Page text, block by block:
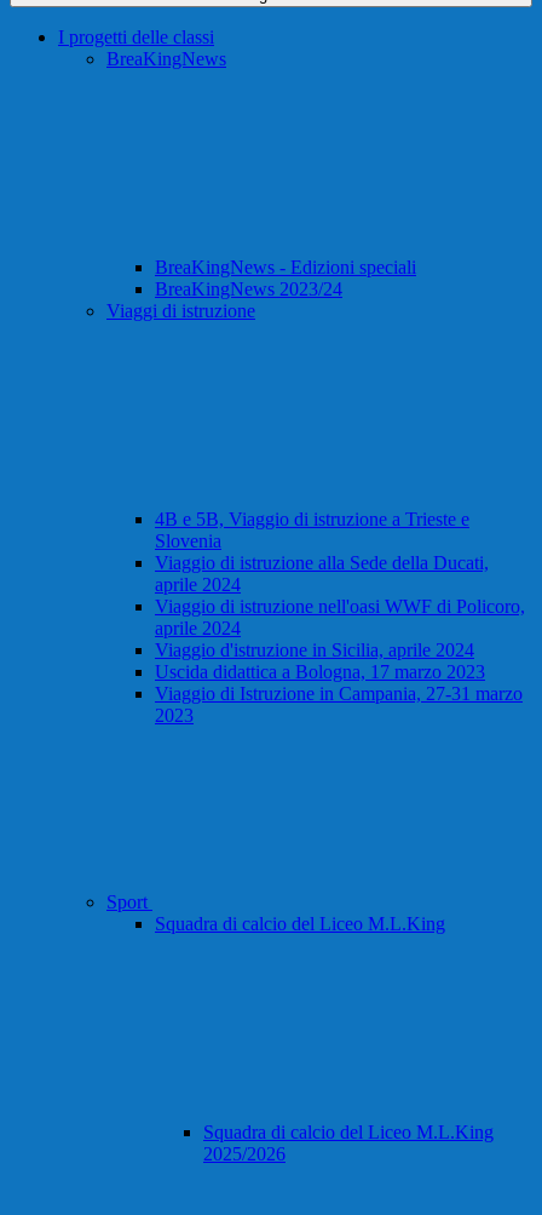
I progetti delle classi
BreaKingNews
BreaKingNews - Edizioni speciali
BreaKingNews 2023/24
Viaggi di istruzione
4B e 5B, Viaggio di istruzione a Trieste e
Slovenia
Viaggio di istruzione alla Sede della Ducati,
aprile 2024
Viaggio di istruzione nell'oasi WWF di Policoro,
aprile 2024
Viaggio d'istruzione in Sicilia, aprile 2024
Uscida didattica a Bologna, 17 marzo 2023
Viaggio di Istruzione in Campania, 27-31 marzo
2023
Sport
Squadra di calcio del Liceo M.L.King
Squadra di calcio del Liceo M.L.King
2025/2026